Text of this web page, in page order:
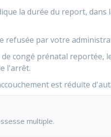
la durée du report, dans
refusée par votre
congé prénatal reportée,
l'arrêt.
est réduite
multiple.